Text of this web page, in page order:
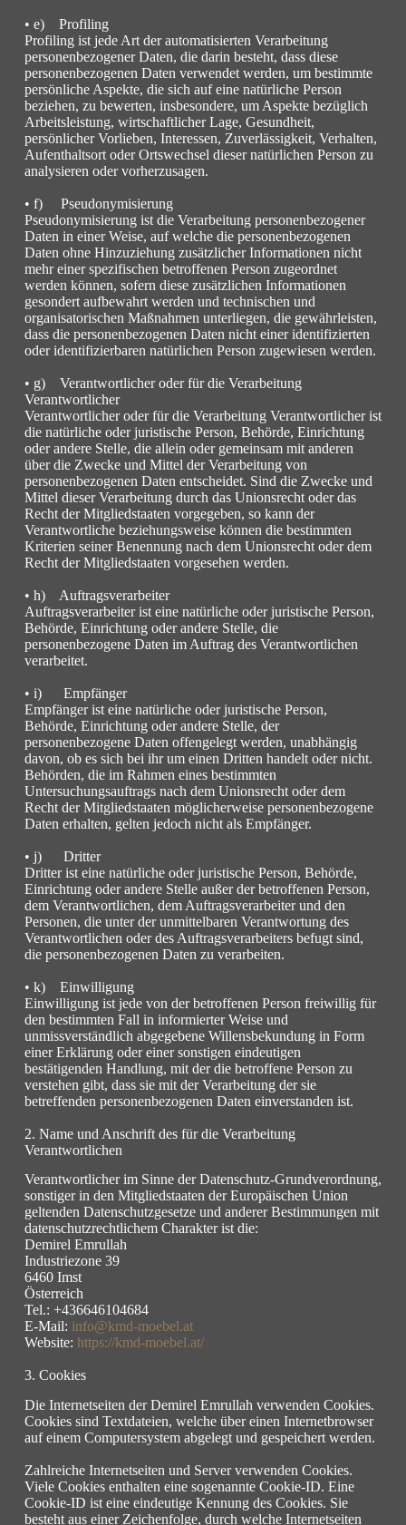
• e) Profiling
Profiling ist jede Art der automatisierten Verarbeitung
personenbezogener Daten, die darin besteht, dass diese
personenbezogenen Daten verwendet werden, um bestimmte
persönliche Aspekte, die sich auf eine natürliche Person
beziehen, zu bewerten, insbesondere, um Aspekte bezüglich
Arbeitsleistung, wirtschaftlicher Lage, Gesundheit,
persönlicher Vorlieben, Interessen, Zuverlässigkeit, Verhalten,
Aufenthaltsort oder Ortswechsel dieser natürlichen Person zu
analysieren oder vorherzusagen.
• f) Pseudonymisierung
Pseudonymisierung ist die Verarbeitung personenbezogener
Daten in einer Weise, auf welche die personenbezogenen
Daten ohne Hinzuziehung zusätzlicher Informationen nicht
mehr einer spezifischen betroffenen Person zugeordnet
werden können, sofern diese zusätzlichen Informationen
gesondert aufbewahrt werden und technischen und
organisatorischen Maßnahmen unterliegen, die gewährleisten,
dass die personenbezogenen Daten nicht einer identifizierten
oder identifizierbaren natürlichen Person zugewiesen werden.
• g) Verantwortlicher oder für die Verarbeitung
Verantwortlicher
Verantwortlicher oder für die Verarbeitung Verantwortlicher ist
die natürliche oder juristische Person, Behörde, Einrichtung
oder andere Stelle, die allein oder gemeinsam mit anderen
über die Zwecke und Mittel der Verarbeitung von
personenbezogenen Daten entscheidet. Sind die Zwecke und
Mittel dieser Verarbeitung durch das Unionsrecht oder das
Recht der Mitgliedstaaten vorgegeben, so kann der
Verantwortliche beziehungsweise können die bestimmten
Kriterien seiner Benennung nach dem Unionsrecht oder dem
Recht der Mitgliedstaaten vorgesehen werden.
• h) Auftragsverarbeiter
Auftragsverarbeiter ist eine natürliche oder juristische Person,
Behörde, Einrichtung oder andere Stelle, die
personenbezogene Daten im Auftrag des Verantwortlichen
verarbeitet.
• i) Empfänger
Empfänger ist eine natürliche oder juristische Person,
Behörde, Einrichtung oder andere Stelle, der
personenbezogene Daten offengelegt werden, unabhängig
davon, ob es sich bei ihr um einen Dritten handelt oder nicht.
Behörden, die im Rahmen eines bestimmten
Untersuchungsauftrags nach dem Unionsrecht oder dem
Recht der Mitgliedstaaten möglicherweise personenbezogene
Daten erhalten, gelten jedoch nicht als Empfänger.
• j) Dritter
Dritter ist eine natürliche oder juristische Person, Behörde,
Einrichtung oder andere Stelle außer der betroffenen Person,
dem Verantwortlichen, dem Auftragsverarbeiter und den
Personen, die unter der unmittelbaren Verantwortung des
Verantwortlichen oder des Auftragsverarbeiters befugt sind,
die personenbezogenen Daten zu verarbeiten.
• k) Einwilligung
Einwilligung ist jede von der betroffenen Person freiwillig für
den bestimmten Fall in informierter Weise und
unmissverständlich abgegebene Willensbekundung in Form
einer Erklärung oder einer sonstigen eindeutigen
bestätigenden Handlung, mit der die betroffene Person zu
verstehen gibt, dass sie mit der Verarbeitung der sie
betreffenden personenbezogenen Daten einverstanden ist.
2. Name und Anschrift des für die Verarbeitung
Verantwortlichen
Verantwortlicher im Sinne der Datenschutz-Grundverordnung,
sonstiger in den Mitgliedstaaten der Europäischen Union
geltenden Datenschutzgesetze und anderer Bestimmungen mit
datenschutzrechtlichem Charakter ist die:
Demirel Emrullah
Industriezone 39
6460 Imst
Österreich
Tel.: +436646104684
E-Mail: info@kmd-moebel.at
Website: https://kmd-moebel.at/
3. Cookies
Die Internetseiten der Demirel Emrullah verwenden Cookies.
Cookies sind Textdateien, welche über einen Internetbrowser
auf einem Computersystem abgelegt und gespeichert werden.
Zahlreiche Internetseiten und Server verwenden Cookies.
Viele Cookies enthalten eine sogenannte Cookie-ID. Eine
Cookie-ID ist eine eindeutige Kennung des Cookies. Sie
besteht aus einer Zeichenfolge, durch welche Internetseiten